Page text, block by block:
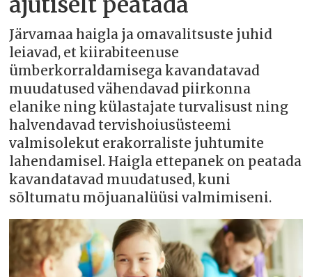
Järvamaa haigla ja omavalitsuste juhid
leiavad, et kiirabiteenuse
ümberkorraldamisega kavandatavad
muudatused vähendavad piirkonna
elanike ning külastajate turvalisust ning
halvendavad tervishoiusüsteemi
valmisolekut erakorraliste juhtumite
lahendamisel. Haigla ettepanek on peatada
kavandatavad muudatused, kuni
sõltumatu mõjuanalüüsi valmimiseni.